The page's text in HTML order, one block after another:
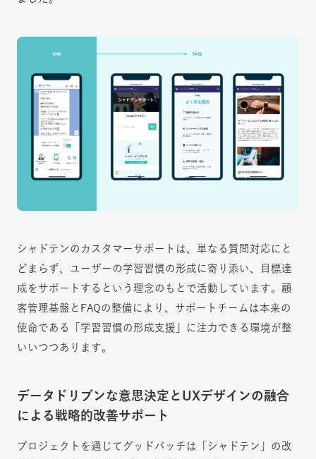
シャドテンのカスタマーサポートは、単なる質問対応にと
どまらず、ユーザーの学習習慣の形成に寄り添い、目標達
成をサポートするという理念のもとで活動しています。顧
客管理基盤とFAQの整備により、サポートチームは本来の
使命である「学習習慣の形成支援」に注力できる環境が整
いいつつあります。
データドリブンな意思決定とUXデザインの融合
による戦略的改善サポート
プロジェクトを通じてグッドパッチは「シャドテン」の改